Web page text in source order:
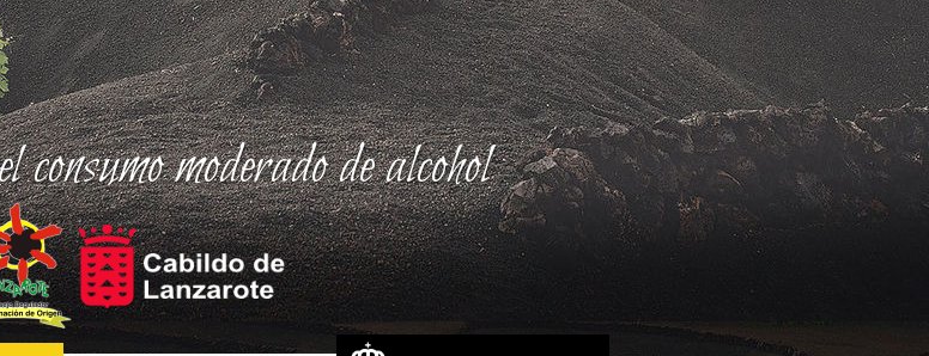
consumo moderado de alcohol